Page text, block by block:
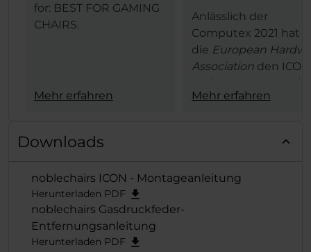
for: BEST FOR GAMING
CHAIRS.
Mehr erfahren
Anlässlich der
Computex 2021 hat
die European
Association den
Serie von noblechairs
den begehrten
Chair"verliehen und
Mehr erfahren
Downloads
noblechairs ICON - Montageanleitung
Herunterladen PDF
noblechairs Gasdruckfeder-
Entfernungsanleitung
Herunterladen PDF